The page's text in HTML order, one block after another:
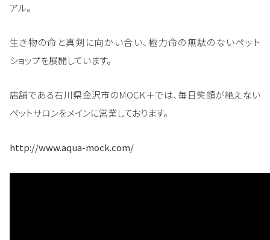
アル。
生き物の命と真剣に向かい合い、極力命の無駄のないペット
ショップを展開しています。
店舗である石川県金沢市のMOCK＋では、毎日笑顔が絶えない
ペットサロンをメインに営業しております。
http://www.aqua-mock.com/